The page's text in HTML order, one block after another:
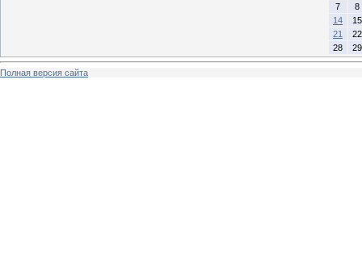
7
8
14
15
21
22
28
29
Полная версия сайта